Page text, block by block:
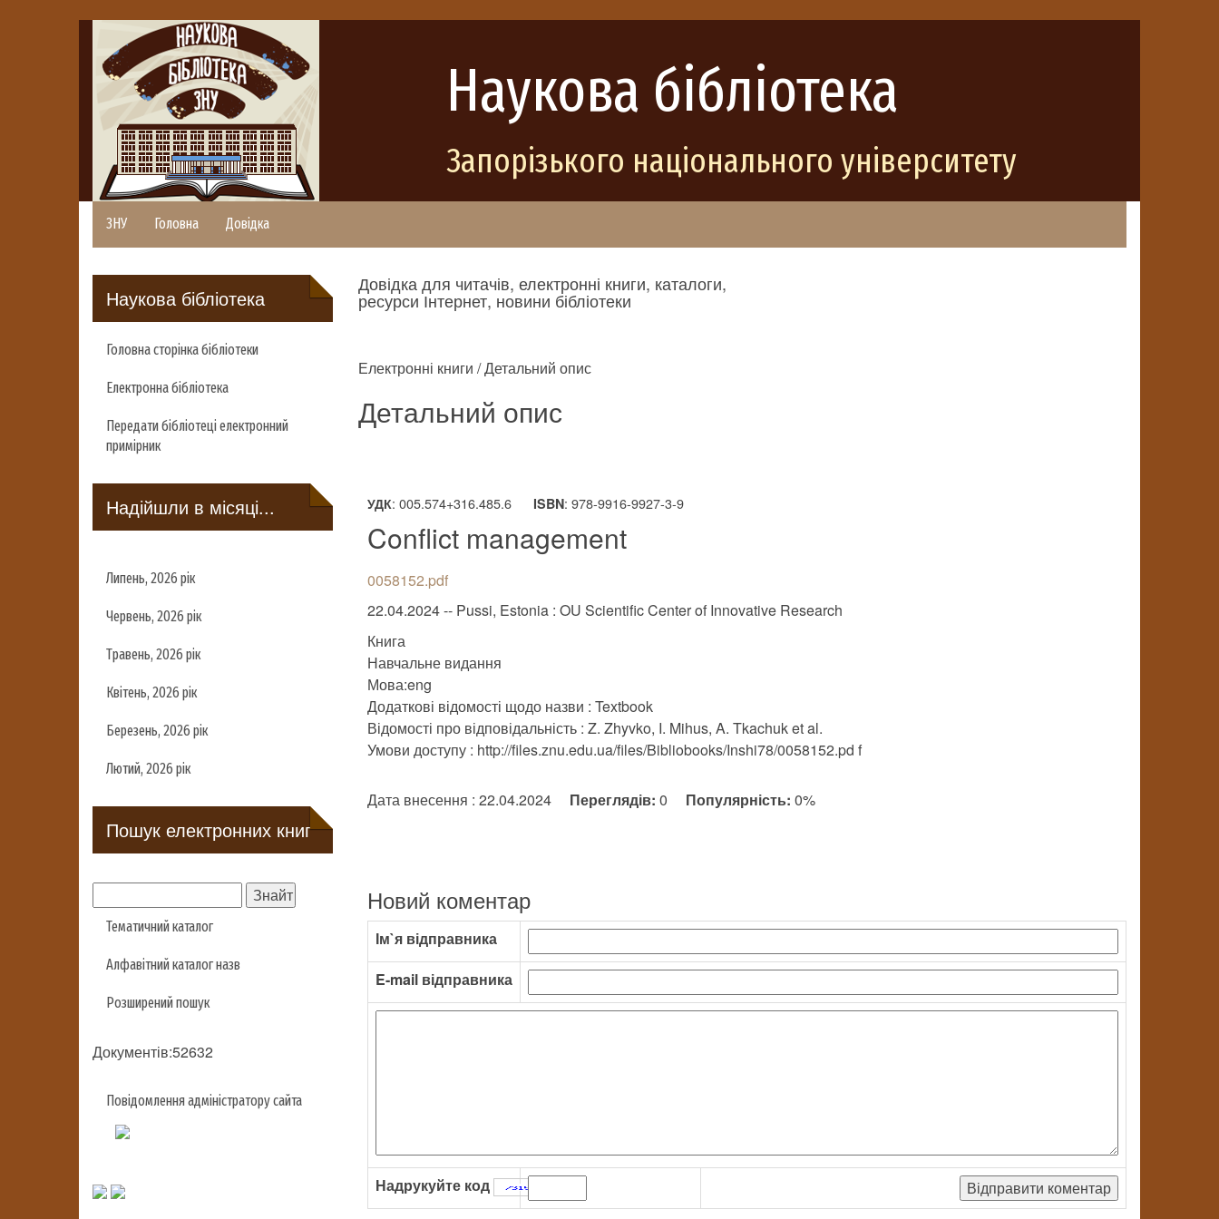
Наукова бібліотека
Запорізького національного університету
ЗНУ Головна Довідка
Наукова бібліотека
Головна сторінка бібліотеки
Електронна бібліотека
Передати бібліотеці електронний
примірник
Надійшли в місяці...
Липень, 2026 рік
Червень, 2026 рік
Травень, 2026 рік
Квітень, 2026 рік
Березень, 2026 рік
Лютий, 2026 рік
Пошук електронних книг
Тематичний каталог
Алфавітний каталог назв
Розширений пошук
Документів:52632
Повідомлення адміністратору сайта
Довідка для читачів, електронні книги, каталоги,
ресурси Інтернет, новини бібліотеки
Електронні книги / Детальний опис
Детальний опис
УДК: 005.574+316.485.6 ISBN: 978-9916-9927-3-9
Conflict management
0058152.pdf
22.04.2024 -- Pussi, Estonia : OU Scientific Center of Innovative Research
Книга
Навчальне видання
Мова:eng
Додаткові відомості щодо назви : Textbook
Відомості про відповідальність : Z. Zhyvko, I. Mihus, A. Tkachuk et al.
Умови доступу : http://files.znu.edu.ua/files/Bibliobooks/Inshi78/0058152.pd f
Дата внесення : 22.04.2024 Переглядів: 0 Популярність: 0%
Новий коментар
Ім`я відправника
E-mail відправника
Надрукуйте код